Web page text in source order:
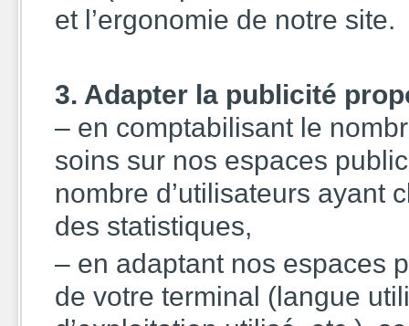
et l’ergonomie de notre site.
3. Adapter la publicité
– en comptabilisant le
soins sur nos espaces
nombre d’utilisateurs ayant
des statistiques,
– en adaptant nos espaces
de votre terminal (langue